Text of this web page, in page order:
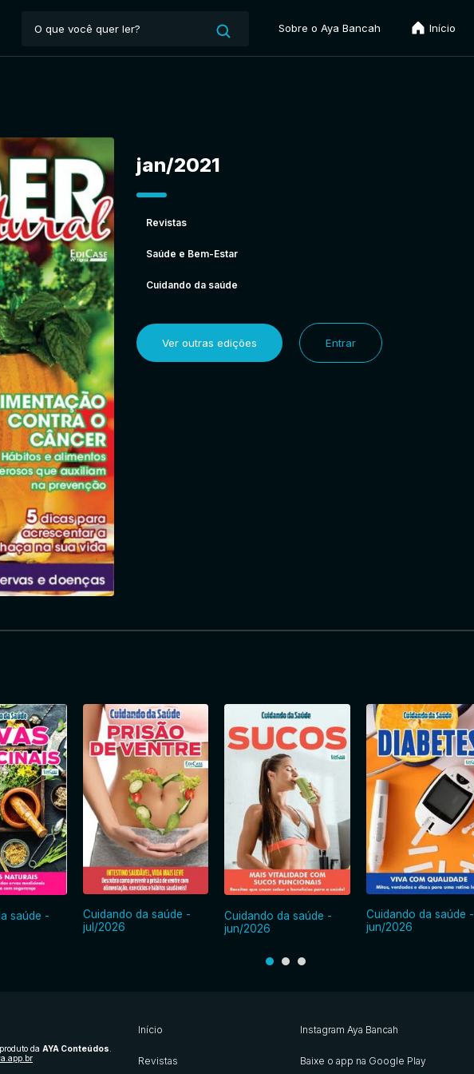
Sobre o Aya Bancah Início
jan/2021
Revistas
Saúde e Bem-Estar
Cuidando da saúde
Ver outras edições Entrar
saúde -
Cuidando da saúde -
jul/2026
Cuidando da saúde -
jun/2026
Cuidando da saúde -
jun/2026
da AYA Conteúdos.
Início
Revistas
Instagram Aya Bancah
Baixe o app na Google Play